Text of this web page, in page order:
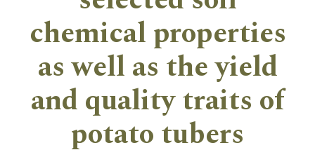
chemical properties
as well as the yield
and quality traits of
potato tubers